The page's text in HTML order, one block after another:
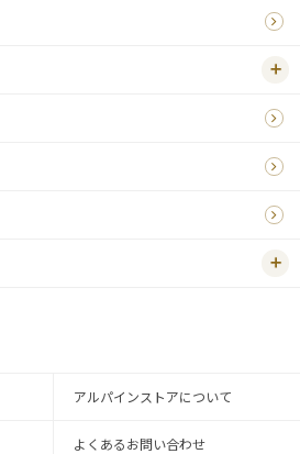
アルパインストアについて
よくあるお問い合わせ